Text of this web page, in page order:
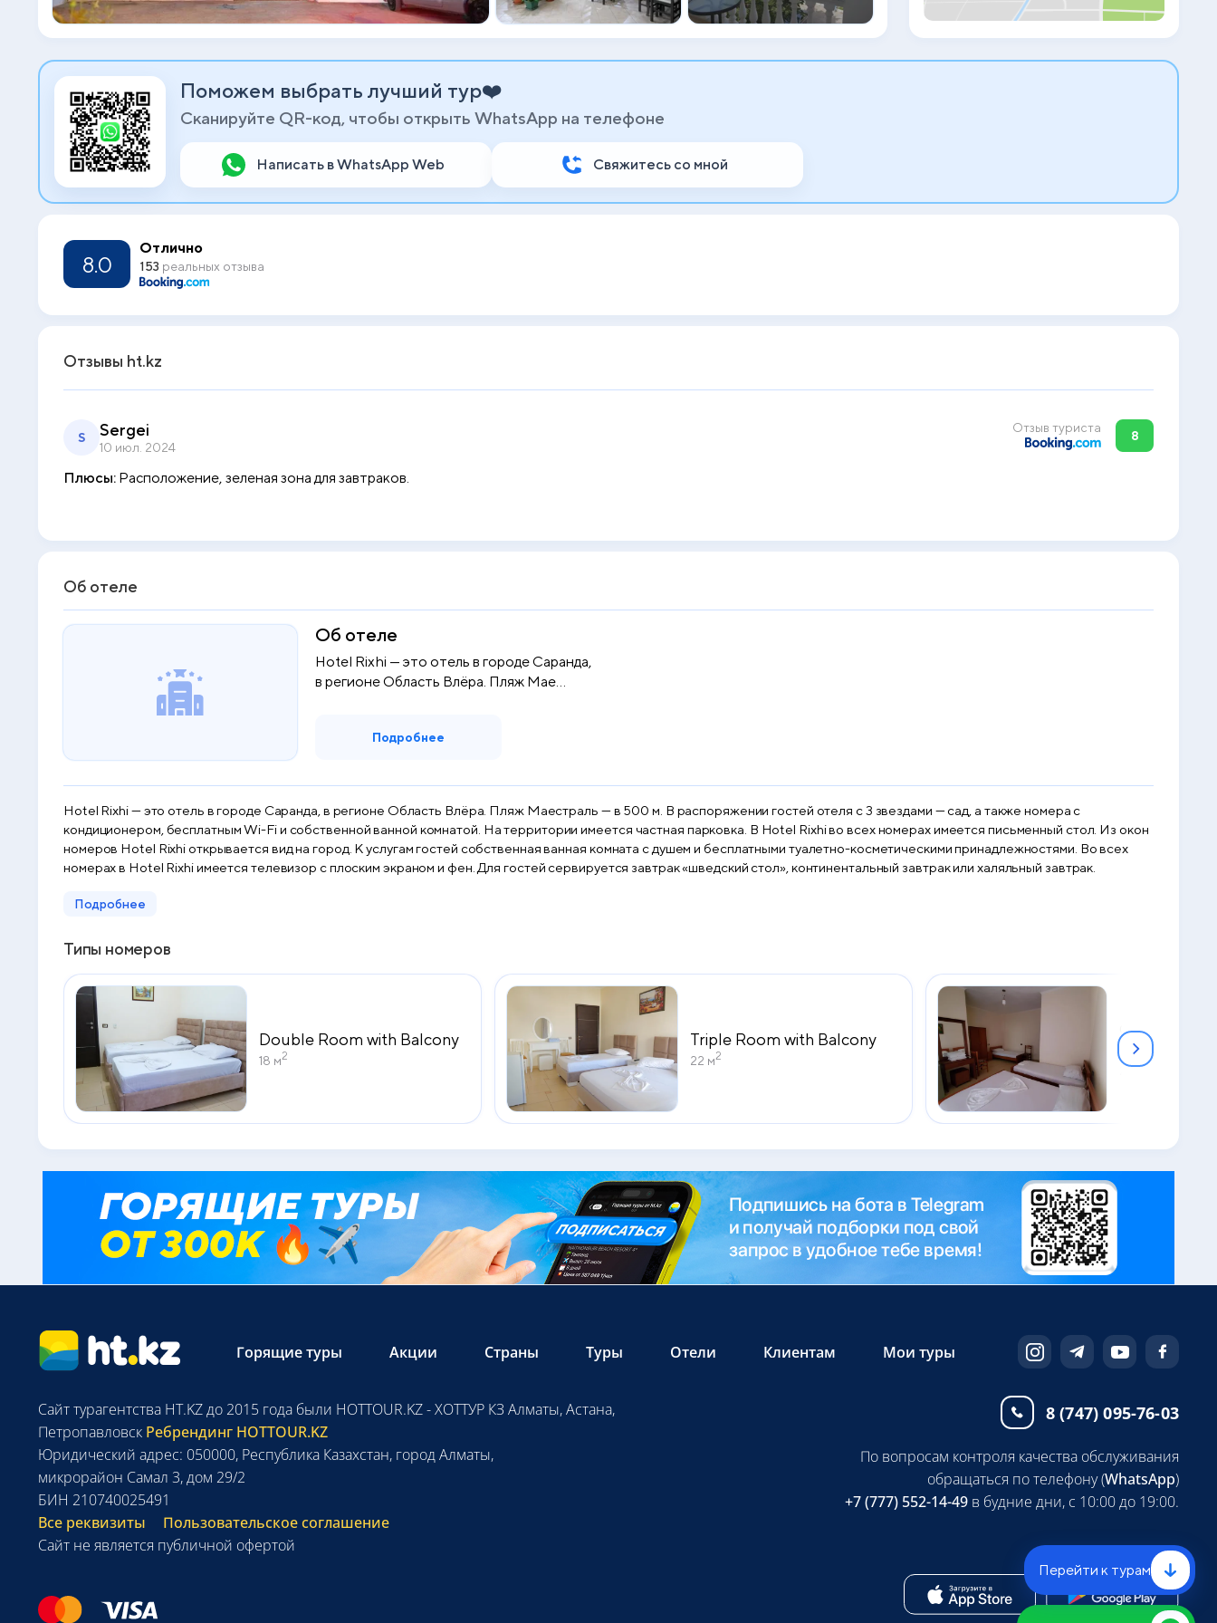
завтрак.
Поможем выбрать лучший тур❤️
Сканируйте QR-код, чтобы открыть WhatsApp на телефоне
Написать в WhatsApp Web Свяжитесь со мной
8.0
Отлично
153 реальных отзыва
Отзывы ht.kz
S Sergei
10 июл. 2024
Отзыв туриста
8
Плюсы: Расположение, зеленая зона для завтраков.
Об отеле
Об отеле
Hotel Rixhi — это отель в городе Саранда,
в регионе Область Влёра. Пляж Мае...
Подробнее
Hotel Rixhi — это отель в городе Саранда, в регионе Область Влёра. Пляж Маестраль — в 500 м. В распоряжении гостей отеля с 3 звездами — сад, а также номера с
кондиционером, бесплатным Wi-Fi и собственной ванной комнатой. На территории имеется частная парковка. В Hotel Rixhi во всех номерах имеется письменный стол. Из окон
номеров Hotel Rixhi открывается вид на город. К услугам гостей собственная ванная комната с душем и бесплатными туалетно-косметическими принадлежностями. Во всех
номерах в Hotel Rixhi имеется телевизор с плоским экраном и фен. Для гостей сервируется завтрак «шведский стол», континентальный завтрак или халяльный завтрак.
Подробнее
Типы номеров
Double Room with Balcony
18 м2
Triple Room with Balcony
22 м2
Quadruple
Balcony
24 м2
Перейти к турам
Горящие туры Акции Страны Туры Отели Клиентам Мои туры
8 (747) 095-76-03
Сайт турагентства HT.KZ до 2015 года были HOTTOUR.KZ - ХОТТУР КЗ Алматы, Астана,
Петропавловск Ребрендинг HOTTOUR.KZ
Юридический адрес: 050000, Республика Казахстан, город Алматы,
микрорайон Самал 3, дом 29/2
БИН 210740025491
Все реквизиты
Пользовательское соглашение
Сайт не является публичной офертой
По вопросам контроля качества обслуживания
обращаться по телефону (WhatsApp)
+7 (777) 552-14-49 в будние дни, с 10:00 до 19:00.